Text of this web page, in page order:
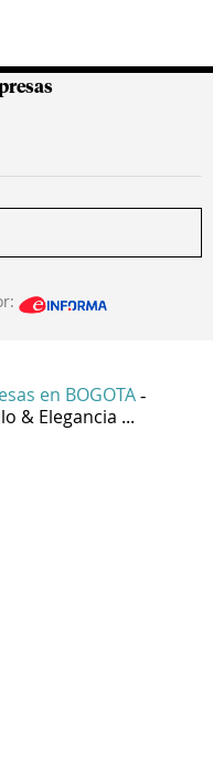
en BOGOTA -
& Elegancia ...